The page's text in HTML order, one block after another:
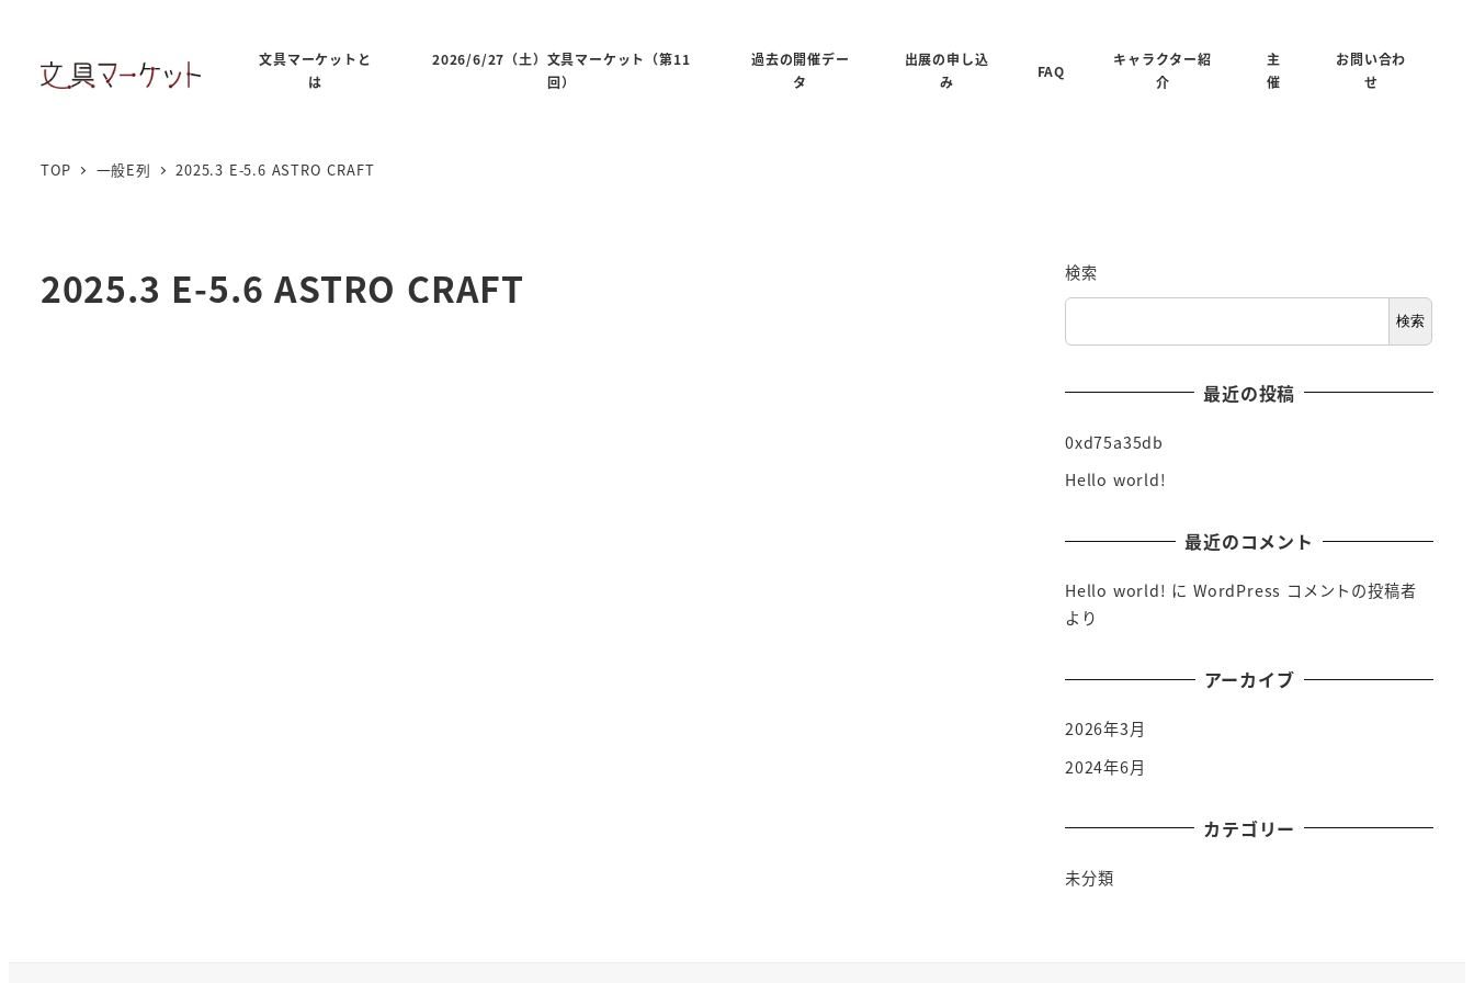
文具マーケットと
は
2026/6/27（土）文具マーケット（第11
回）
過去の開催デー
タ
出展の申し込
み
FAQ
キャラクター紹
介
主
催
お問い合わ
せ
TOP 一般E列 2025.3 E-5.6 ASTRO CRAFT
2025.3 E-5.6 ASTRO CRAFT 検索
検索
最近の投稿
0xd75a35db
Hello world!
最近のコメント
Hello world! にWordPress コメントの投稿者
より
アーカイブ
2026年3月
2024年6月
カテゴリー
未分類